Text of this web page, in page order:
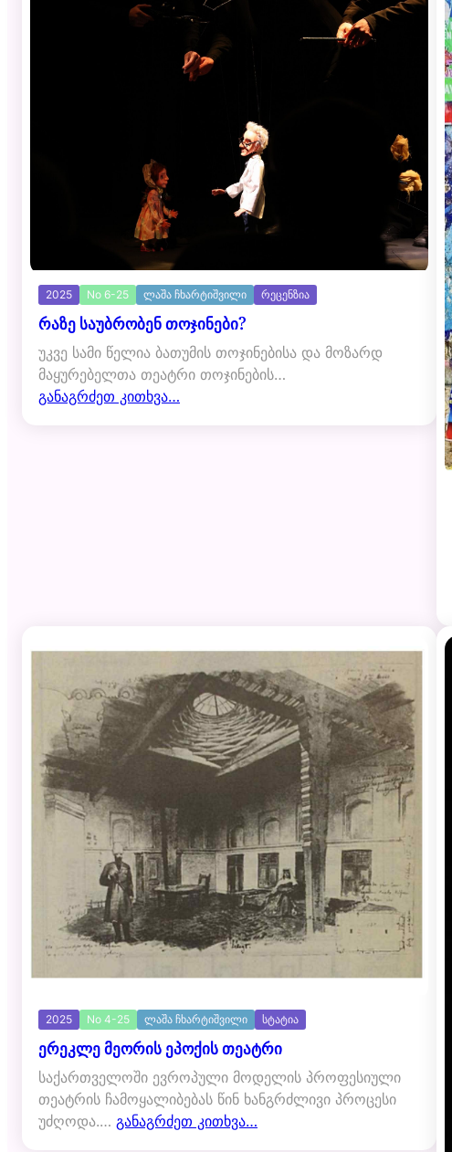
2025 No 6-25 ლაშა ჩხარტიშვილი რეცენზია
რაზე საუბრობენ თოჯინები?
უკვე სამი წელია ბათუმის თოჯინებისა და მოზარდ
მაყურებელთა თეატრი თოჯინების…
განაგრძეთ კითხვა…
2025 No 4-25 ლაშა ჩხარტიშვილი სტატია
ერეკლე მეორის ეპოქის თეატრი
საქართველოში ევროპული მოდელის პროფესიული
თეატრის ჩამოყალიბებას წინ ხანგრძლივი პროცესი
უძღოდა.… განაგრძეთ კითხვა…